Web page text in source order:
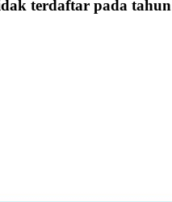
terdaftar pada